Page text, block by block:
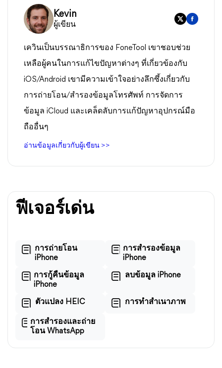
Kevin
ผู้เขียน
เควินเป็นบรรณาธิการของ FoneTool เขาชอบช่วย
เหลือผู้คนในการแก้ไขปัญหาต่างๆ ที่เกี่ยวข้องกับ
iOS/Android เขามีความเข้าใจอย่างลึกซึ้งเกี่ยวกับ
การถ่ายโอน/สำรองข้อมูลโทรศัพท์ การจัดการ
ข้อมูล iCloud และเคล็ดลับการแก้ปัญหาอุปกรณ์มือ
ถืออื่นๆ
อ่านข้อมูลเกี่ยวกับผู้เขียน >>
ฟีเจอร์เด่น
การถ่ายโอน
iPhone
การสำรองข้อมูล
iPhone
การกู้คืนข้อมูล
iPhone
ลบข้อมูล iPhone
ตัวแปลง HEIC การทำสำเนาภาพ
การสำรองและถ่าย
โอน WhatsApp